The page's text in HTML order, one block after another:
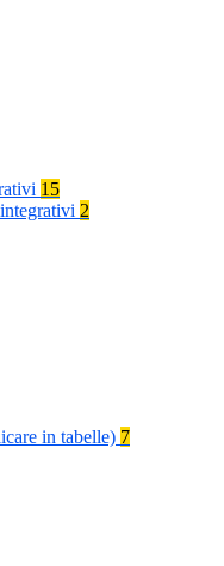
15
2
in tabelle) 7